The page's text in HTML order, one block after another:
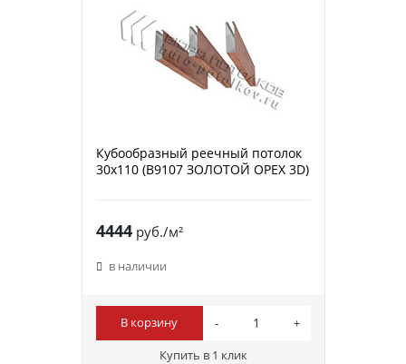
Кубообразный реечный потолок
30х110 (B9107 ЗОЛОТОЙ ОРЕХ 3D)
4444руб./м²
в наличии
В корзину
Купить в 1 клик